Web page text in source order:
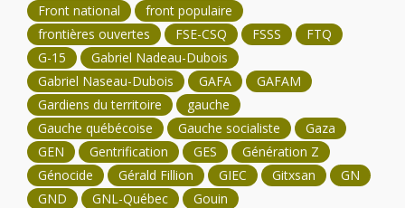
Front national
front populaire
frontières ouvertes
FSE-CSQ FSSS
FTQ
G-15
Gabriel Nadeau-Dubois
Gabriel Naseau-Dubois
GAFA
GAFAM
Gardiens du territoire
gauche
Gauche québécoise
Gauche socialiste
Gaza
GEN
Gentrification GES
Génération Z
Génocide
Gérald Fillion GIEC Gitxsan
GN
GND
GNL-Québec
Gouin